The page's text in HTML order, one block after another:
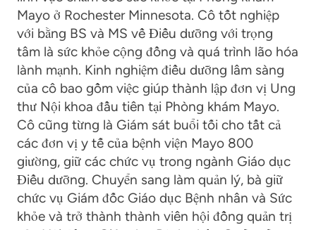
Mayo ở Rochester Minnesota. Cô tốt nghiệp
với bằng BS và MS về Điều dưỡng với trọng
tâm là sức khỏe cộng đồng và quá trình lão hóa
lành mạnh. Kinh nghiệm điều dưỡng lâm sàng
của cô bao gồm việc giúp thành lập đơn vị Ung
thư Nội khoa đầu tiên tại Phòng khám Mayo.
Cô cũng từng là Giám sát buổi tối cho tất cả
các đơn vị y tế của bệnh viện Mayo 800
giường, giữ các chức vụ trong ngành Giáo dục
Điều dưỡng. Chuyển sang làm quản lý, bà giữ
chức vụ Giám đốc Giáo dục Bệnh nhân và Sức
khỏe và trở thành thành viên hội đồng quản trị